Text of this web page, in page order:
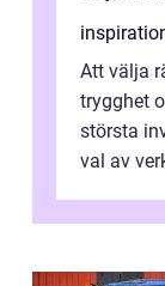
Att välja
trygghet
största
val av